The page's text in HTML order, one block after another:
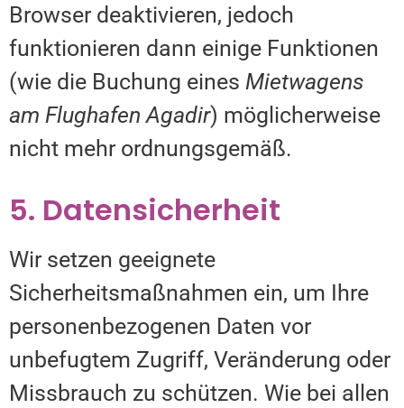
Browser deaktivieren, jedoch
funktionieren dann einige Funktionen
(wie die Buchung eines Mietwagens
am Flughafen Agadir) möglicherweise
nicht mehr ordnungsgemäß.
5. Datensicherheit
Wir setzen geeignete
Sicherheitsmaßnahmen ein, um Ihre
personenbezogenen Daten vor
unbefugtem Zugriff, Veränderung oder
Missbrauch zu schützen. Wie bei allen